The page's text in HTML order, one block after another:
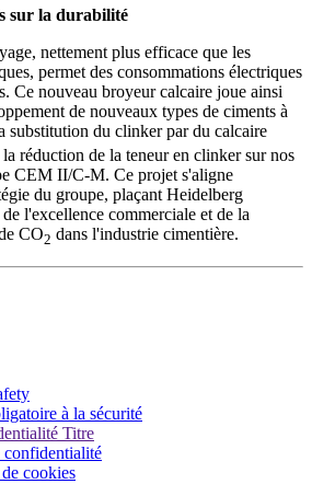
sur la durabilité
nettement plus efficace que les
permet des consommations électriques
Ce nouveau broyeur calcaire joue ainsi
de nouveaux types de ciments à
substitution du clinker par du calcaire
réduction de la teneur en clinker sur nos
CEM II/C-M. Ce projet s'aligne
du groupe, plaçant Heidelberg
l'excellence commerciale et de la
CO2 dans l'industrie cimentière.
à la sécurité
Titre
confidentialité
cookies